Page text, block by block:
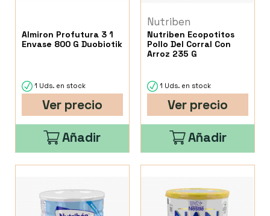
Almiron Profutura 3 1
Envase 800 G Duobiotik
1 Uds. en stock
Ver precio
Añadir
Nutriben
Nutriben Ecopotitos
Pollo Del Corral Con
Arroz 235 G
1 Uds. en stock
Ver precio
Añadir